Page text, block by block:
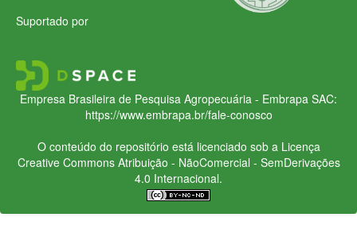
Suportado por
Empresa Brasileira de Pesquisa Agropecuária - Embrapa SAC:
https://www.embrapa.br/fale-conosco
O conteúdo do repositório está licenciado sob a Licença
Creative CommonsAtribuição - NãoComercial - SemDerivações
4.0 Internacional.